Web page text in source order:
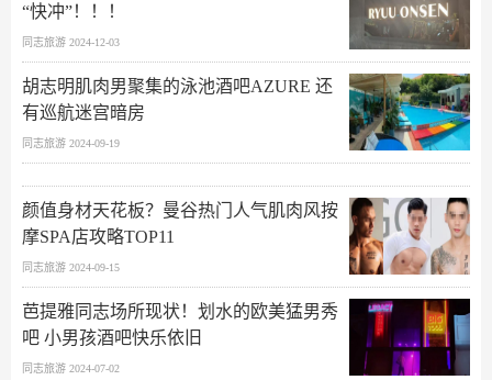
“快冲”！！！
同志旅游 2024-12-03
胡志明肌肉男聚集的泳池酒吧AZURE 还
有巡航迷宫暗房
同志旅游 2024-09-19
颜值身材天花板？曼谷热门人气肌肉风按
摩SPA店攻略TOP11
同志旅游 2024-09-15
芭提雅同志场所现状！划水的欧美猛男秀
吧 小男孩酒吧快乐依旧
同志旅游 2024-07-02